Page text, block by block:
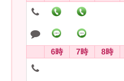
6時 7時 8時